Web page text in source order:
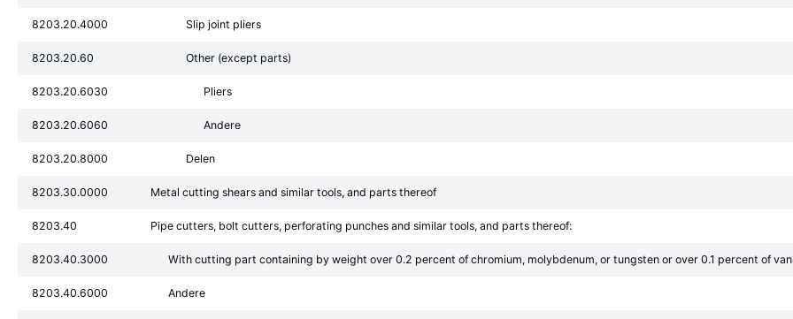
8203.20.4000 Slip joint pliers
8203.20.60 Other (except parts)
8203.20.6030 Pliers
8203.20.6060 Andere
8203.20.8000 Delen
8203.30.0000 Metal cutting shears and similar tools, and parts thereof
8203.40 Pipe cutters, bolt cutters, perforating punches and similar tools, and parts thereof:
8203.40.3000 With cutting part containing by weight over 0.2 percent of chromium, molybdenum, or tungsten or over 0.1 percent of
8203.40.6000 Andere